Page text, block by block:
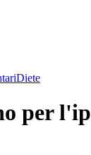
Diete
per